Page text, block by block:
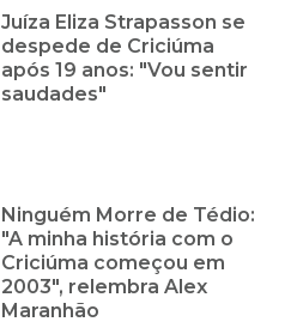
Juíza Eliza Strapasson se
despede de Criciúma
após 19 anos: "Vou sentir
saudades"
Ninguém Morre de Tédio:
"A minha história com o
Criciúma começou em
2003", relembra Alex
Maranhão